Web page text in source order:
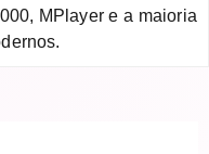
MPlayer e a maioria